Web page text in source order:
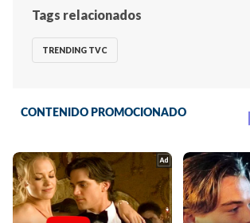
Tags relacionados
TRENDING TVC